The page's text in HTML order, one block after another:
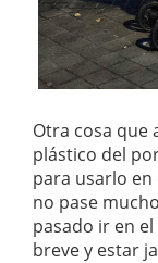
Otra cosa que
plástico del
para usarlo en
no pase
pasado ir en
breve y estar